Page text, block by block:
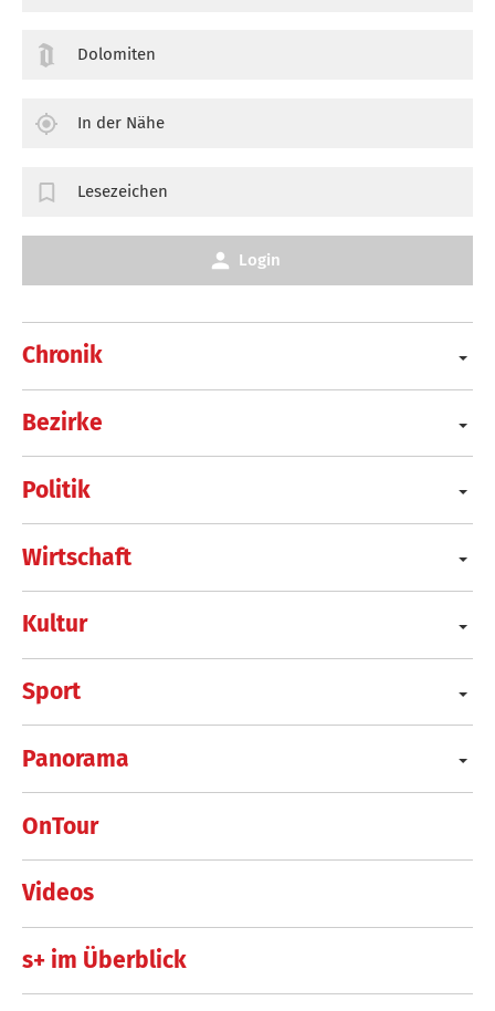
Chronik
Bezirke
Politik
Wirtschaft
Kultur
Sport
Panorama
OnTour
Videos
s+ im Überblick
Dolomiten
In der Nähe
Lesezeichen
Login